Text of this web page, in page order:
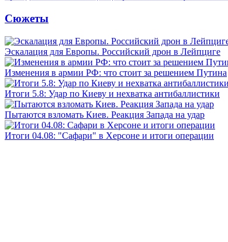
Сюжеты
Эскалация для Европы. Российский дрон в Лейпциге
Изменения в армии РФ: что стоит за решением Путина
Итоги 5.8: Удар по Киеву и нехватка антибаллистики
Пытаются взломать Киев. Реакция Запада на удар
Итоги 04.08: "Сафари" в Херсоне и итоги операции